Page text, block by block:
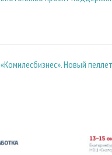
«Комилесбизнес». Новый